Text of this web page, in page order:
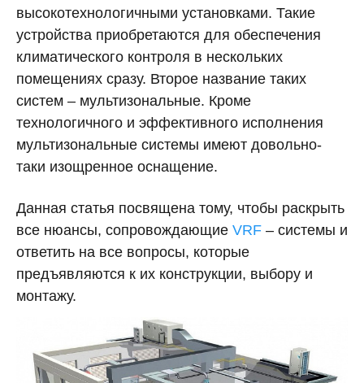
высокотехнологичными установками. Такие
устройства приобретаются для обеспечения
климатического контроля в нескольких
помещениях сразу. Второе название таких
систем – мультизональные. Кроме
технологичного и эффективного исполнения
мультизональные системы имеют довольно-
таки изощренное оснащение.
Данная статья посвящена тому, чтобы раскрыть
все нюансы, сопровождающие VRF – системы и
ответить на все вопросы, которые
предъявляются к их конструкции, выбору и
монтажу.